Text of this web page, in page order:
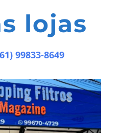
lojas
99833-8649